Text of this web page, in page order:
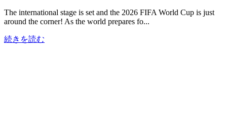
The international stage is set and the 2026 FIFA World Cup is just
around the corner! As the world prepares fo...
続きを読む